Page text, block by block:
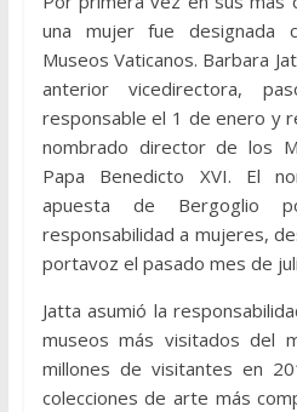
una mujer fue designada
Museos Vaticanos. Barbara
anterior vicedirectora,
responsable el 1 de enero y
nombrado director de los
Papa Benedicto XVI. El
apuesta de Bergoglio
responsabilidad a mujeres,
portavoz el pasado mes de
Jatta asumió la
museos más visitados del
millones de visitantes en
colecciones de arte más